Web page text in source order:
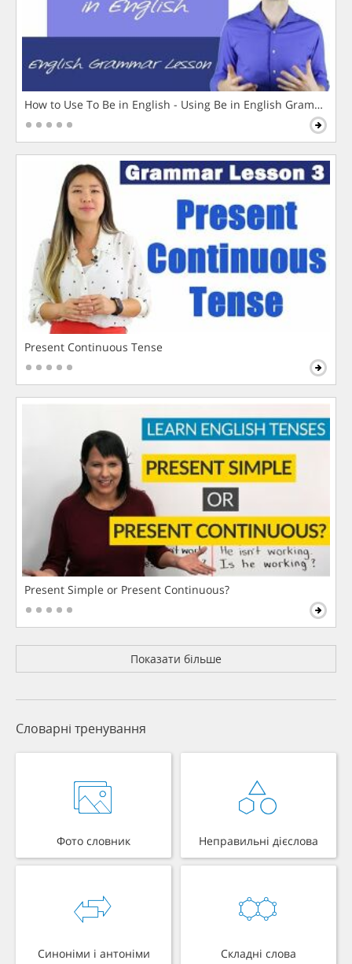
How to Use To Be in English - Using Be in English Grammar
Present Continuous Tense
Present Simple or Present Continuous?
Показати більше
Словарні тренування
Фото словник Неправильні дієслова
Синоніми і антоніми Складні слова